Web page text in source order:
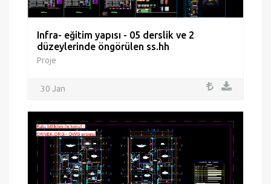
Infra- eğitim yapısı - 05 derslik ve 2
düzeylerinde öngörülen ss.hh
Proje
30 Jan